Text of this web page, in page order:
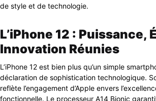
de style et de technologie.
L’iPhone 12 : Puissance,
Innovation Réunies
L’iPhone 12 est bien plus qu’un simple
déclaration de sophistication technologique.
reflète l’engagement d’Apple envers
fonctionnelle. Le processeur A14 Bionic